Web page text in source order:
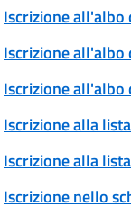
Iscrizione
Iscrizione
Iscrizione all'albo
Iscrizione alla
Iscrizione alla
Iscrizione nello